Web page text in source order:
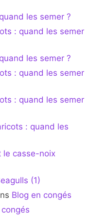
les semer ?
: quand les semer
les semer ?
: quand les semer
: quand les semer
: quand les
le casse-noix
(1)
Blog en congés